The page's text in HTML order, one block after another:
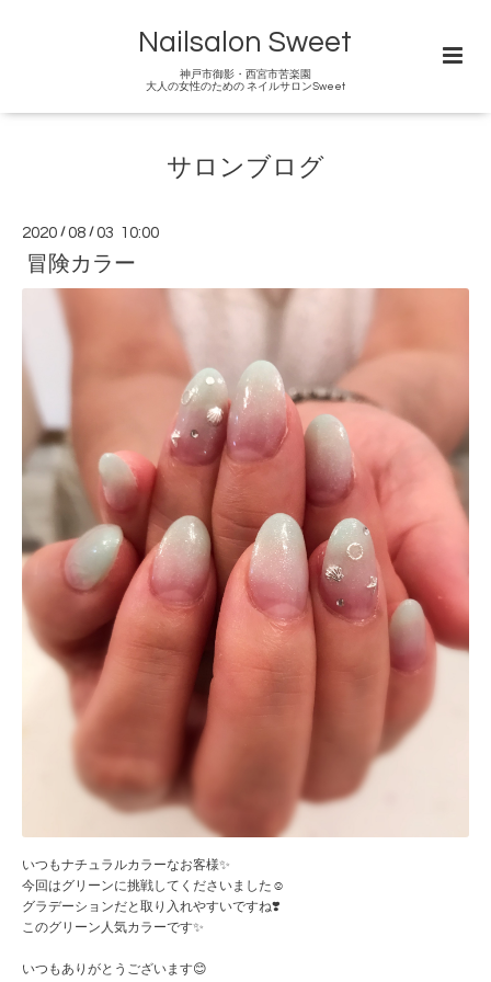
Nailsalon Sweet
神戸市御影・西宮市苦楽園
大人の女性のための ネイルサロンSweet
サロンブログ
2020 /08 /03 10:00
冒険カラー
いつもナチュラルカラーなお客様✨
今回はグリーンに挑戦してくださいました☺️
グラデーションだと取り入れやすいですね❣️
このグリーン人気カラーです✨
いつもありがとうございます😊